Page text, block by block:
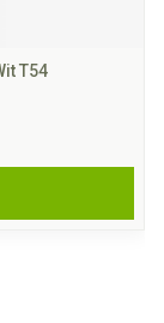
T54